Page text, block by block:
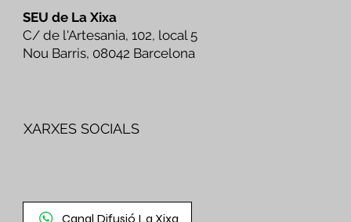
SEU de La Xixa
C/ de l'Artesania, 102, local 5
Nou Barris, 08042 Barcelona
XARXES SOCIALS
Canal Difusió La Xixa